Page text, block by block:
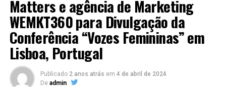
Matters e agência de Marketing
WEMKT360 para Divulgação da
Conferência “Vozes Femininas” em
Lisboa, Portugal
Publicado 2 anos atrás em 4 de abril de 2024
De admin